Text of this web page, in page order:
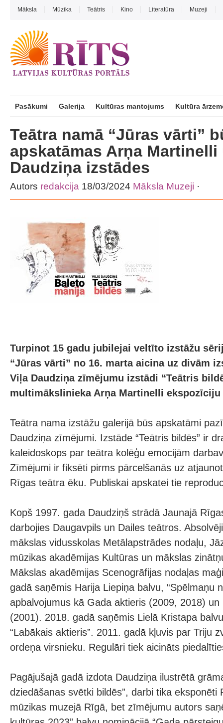
Māksla Mūzika Teātris Kino Literatūra Muzeji
Pasākumi Galerija Kultūras mantojums Kultūra
Teātra namā “Jūras vārti”
apskatāmas Arņa Martinelli
Daudziņa izstādes
Autors redakcija 18/03/2024 Māksla Muzeji ·
Turpinot 15 gadu jubilejai veltīto izstāžu
“Jūras vārti” no 16. marta aicina uz divām
Viļa Daudziņa zīmējumu izstādi “Teātris
multimākslinieka Arņa Martinelli ekspozīciju
Teātra nama izstāžu galerijā būs apskatāmi
Daudziņa zīmējumi. Izstāde “Teātris bildēs” ir
kaleidoskops par teātra kolēģu emocijām
Zīmējumi ir fiksēti pirms pārcelšanās uz
Rīgas teātra ēku. Publiskai apskatei tie
Kopš 1997. gada Daudziņš strādā Jaunajā
darbojies Daugavpils un Dailes teātros.
mākslas vidusskolas Metālapstrādes nodaļu,
mūzikas akadēmijas Kultūras un mākslas
Mākslas akadēmijas Scenogrāfijas nodaļas
gadā saņēmis Harija Liepiņa balvu, “Spēlmaņu
apbalvojumus kā Gada aktieris (2009, 2018)
(2001). 2018. gadā saņēmis Lielā Kristapa
“Labākais aktieris”. 2011. gadā kļuvis par Triju
ordeņa virsnieku. Regulāri tiek aicināts
Pagājušajā gadā izdota Daudziņa ilustrētā
dziedāšanas svētki bildēs”, darbi tika eksponēti
mūzikas muzejā Rīgā, bet zīmējumu autors